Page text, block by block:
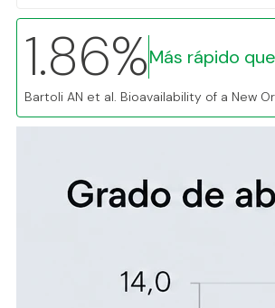
1.86%Más rápido
Bartoli AN et al. Bioavailability of a New